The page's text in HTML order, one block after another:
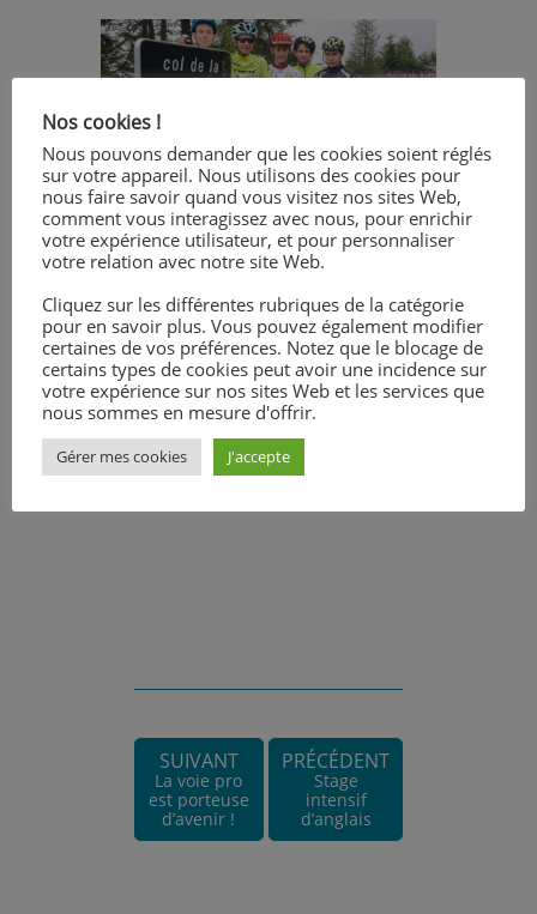
SUIVANT
La voie pro
est porteuse
d’avenir !
PRÉCÉDENT
Stage
intensif
d’anglais
Nos cookies !
Nous pouvons demander que les cookies soient réglés
sur votre appareil. Nous utilisons des cookies pour
nous faire savoir quand vous visitez nos sites Web,
comment vous interagissez avec nous, pour enrichir
votre expérience utilisateur, et pour personnaliser
votre relation avec notre site Web.
Cliquez sur les différentes rubriques de la catégorie
pour en savoir plus. Vous pouvez également modifier
certaines de vos préférences. Notez que le blocage de
certains types de cookies peut avoir une incidence sur
votre expérience sur nos sites Web et les services que
nous sommes en mesure d'offrir.
Gérer mes cookies J'accepte